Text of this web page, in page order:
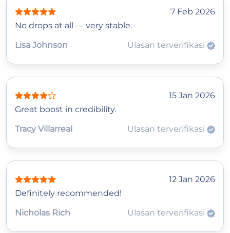
7 Feb 2026
No drops at all — very stable.
Lisa Johnson
Ulasan terverifikasi
15 Jan 2026
Great boost in credibility.
Tracy Villarreal
Ulasan terverifikasi
12 Jan 2026
Definitely recommended!
Nicholas Rich
Ulasan terverifikasi